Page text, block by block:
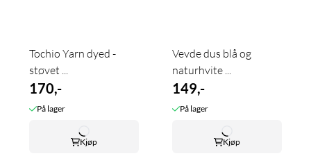
Tochio Yarn dyed -
støvet ...
170,-
På lager
Kjøp
Vevde dus blå og
naturhvite ...
149,-
På lager
Kjøp